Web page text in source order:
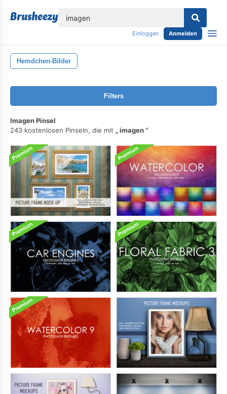
Einloggen Anmelden
Hemdchen-Bilder
Filters
Imagen Pinsel
243 kostenlosen Pinseln, die mit
imagen